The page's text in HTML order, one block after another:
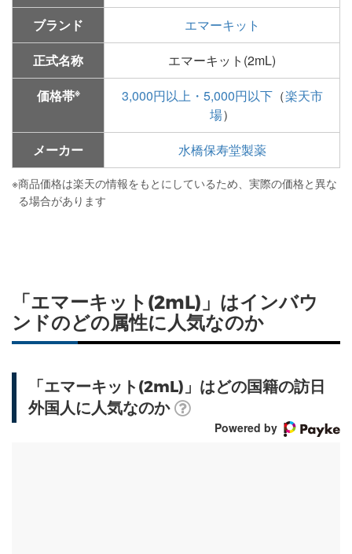
ブランド
エマーキット
正式名称
エマーキット(2mL)
価格帯※ 3,000円以上・5,000円以下（楽天市
場）
メーカー
水橋保寿堂製薬
※商品価格は楽天の情報をもとにしているため、実際の価格と異な
る場合があります
「エマーキット(2mL)」はインバウ
ンドのどの属性に人気なのか
「エマーキット(2mL)」はどの国籍の訪日
外国人に人気なのか
Powered by